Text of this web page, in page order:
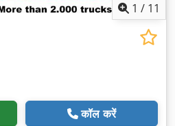
1 / 11
कॉल करें